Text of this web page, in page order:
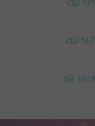
131
147
162